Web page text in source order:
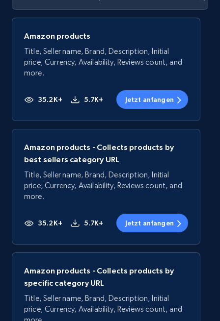
Amazon products
Title, Seller name, Brand, Description, Initial
price, Currency, Availability, Reviews count, and
more.
35.2K+ 5.7K+ Jetzt anfangen
Amazon products - Collects products by
best sellers category URL
Title, Seller name, Brand, Description, Initial
price, Currency, Availability, Reviews count, and
more.
35.2K+ 5.7K+ Jetzt anfangen
Amazon products - Collects products by
specific category URL
Title, Seller name, Brand, Description, Initial
price, Currency, Availability, Reviews count, and